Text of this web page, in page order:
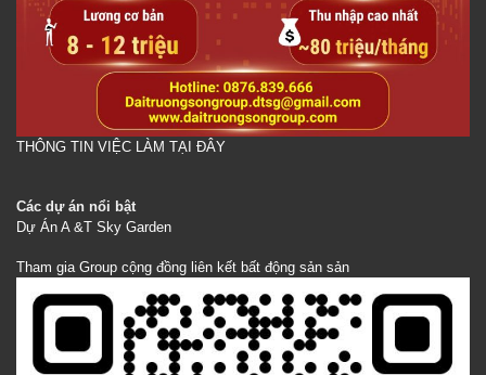
THÔNG TIN VIỆC LÀM TẠI ĐÂY
Các dự án nổi bật
Dự Án A &T Sky Garden
Tham gia Group cộng đồng liên kết bất động sản sản